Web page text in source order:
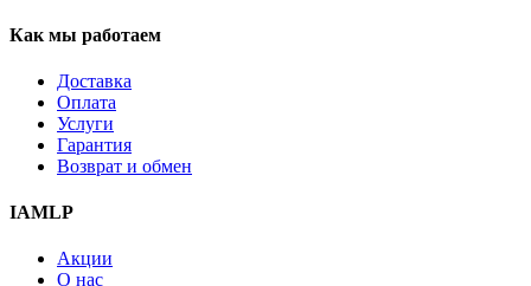
Как мы работаем
Доставка
Оплата
Услуги
Гарантия
Возврат и обмен
IAMLP
Акции
О нас